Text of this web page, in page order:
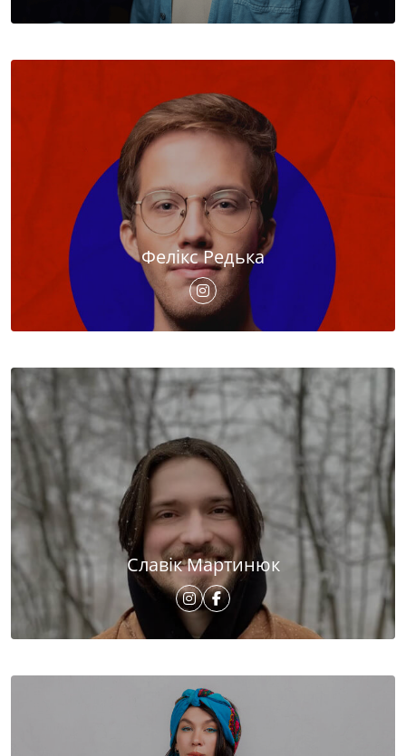
Фелікс Редька
Славік Мартинюк